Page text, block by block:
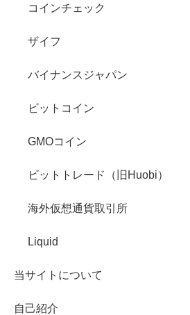
コインチェック
ザイフ
バイナンスジャパン
ビットコイン
GMOコイン
ビットトレード（旧Huobi）
海外仮想通貨取引所
Liquid
当サイトについて
自己紹介